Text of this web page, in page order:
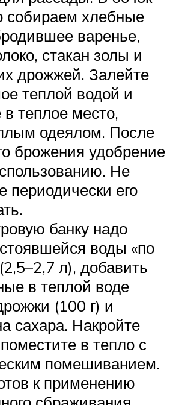
собираем хлебные
варенье,
стакан золы и
дрожжей. Залейте
теплой водой и
в теплое место,
одеялом. После
брожения удобрение
Не
периодически его
банку надо
воды «по
л), добавить
в теплой воде
(100 г) и
сахара. Накройте
в тепло с
помешиванием.
к применению